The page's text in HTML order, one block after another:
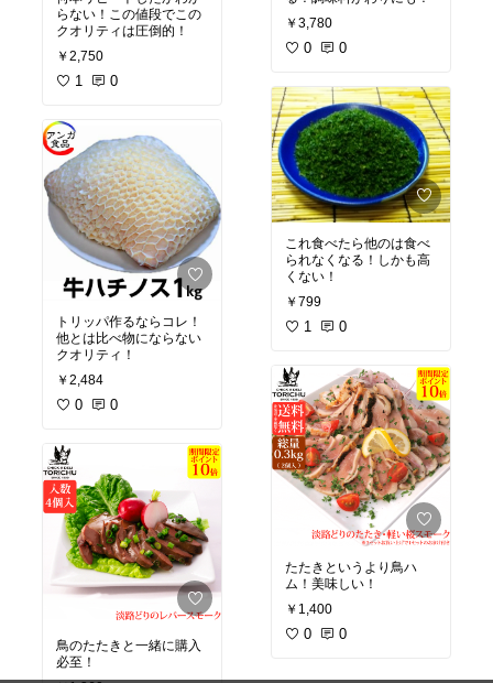
らない！この値段でこの
クオリティは圧倒的！
￥2,750
1 0
トリッパ作るならコレ！
他とは比べ物にならない
クオリティ！
￥2,484
0 0
鳥のたたきと一緒に購入
必至！
￥3,780
0 0
これ食べたら他のは食べ
られなくなる！しかも高
くない！
￥799
1 0
たたきというより鳥ハ
ム！美味しい！
￥1,400
0 0